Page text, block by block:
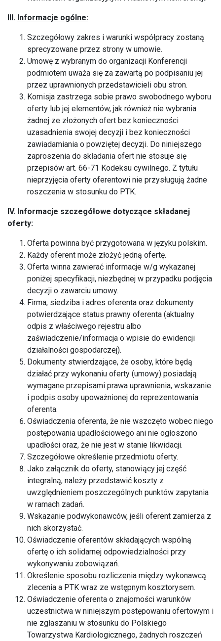
III. Informacje ogólne:
Szczegółowy zakres i warunki współpracy zostaną
sprecyzowane przez strony w umowie.
Umowę z wybranym do organizacji Konferencji
podmiotem uważa się za zawartą po podpisaniu jej
przez uprawnionych przedstawicieli obu stron.
Komisja zastrzega sobie prawo swobodnego wyboru
oferty lub jej elementów, jak również nie wybrania
żadnej ze złożonych ofert bez konieczności
uzasadnienia swojej decyzji i bez konieczności
zawiadamiania o powziętej decyzji. Do niniejszego
zaproszenia do składania ofert nie stosuje się
przepisów art. 66-71 Kodeksu cywilnego. Z tytułu
nieprzyjęcia oferty oferentowi nie przysługują żadne
roszczenia w stosunku do PTK.
IV. Informacje szczegółowe dotyczące składanej
oferty:
Oferta powinna być przygotowana w języku polskim.
Każdy oferent może złożyć jedną ofertę.
Oferta winna zawierać informacje w/g wykazanej
poniżej specyfikacji, niezbędnej w przypadku podjęcia
decyzji o zawarciu umowy.
Firma, siedziba i adres oferenta oraz dokumenty
potwierdzające status prawny oferenta (aktualny
odpis z właściwego rejestru albo
zaświadczenie/informacja o wpisie do ewidencji
działalności gospodarczej).
Dokumenty stwierdzające, że osoby, które będą
działać przy wykonaniu oferty (umowy) posiadają
wymagane przepisami prawa uprawnienia, wskazanie
i podpis osoby upoważnionej do reprezentowania
oferenta.
Oświadczenia oferenta, że nie wszczęto wobec niego
postępowania upadłościowego ani nie ogłoszono
upadłości oraz, że nie jest w stanie likwidacji.
Szczegółowe określenie przedmiotu oferty.
Jako załącznik do oferty, stanowiący jej część
integralną, należy przedstawić koszty z
uwzględnieniem poszczególnych punktów zapytania
w ramach zadań.
Wskazanie podwykonawców, jeśli oferent zamierza z
nich skorzystać.
Oświadczenie oferentów składających wspólną
ofertę o ich solidarnej odpowiedzialności przy
wykonywaniu zobowiązań.
Określenie sposobu rozliczenia między wykonawcą
zlecenia a PTK wraz ze wstępnym kosztorysem.
Oświadczenie oferenta o znajomości warunków
uczestnictwa w niniejszym postępowaniu ofertowym i
nie zgłaszaniu w stosunku do Polskiego
Towarzystwa Kardiologicznego, żadnych roszczeń